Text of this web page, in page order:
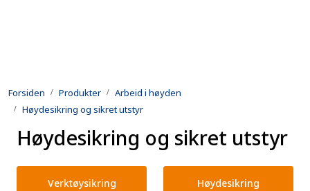
Forsiden Produkter
Arbeid i høyden
Høydesikring og sikret utstyr
Høydesikring og sikret utstyr
Verktøysikring Høydesikring
Utleie
Kontroll og reparasjon
Forsvarsindustri